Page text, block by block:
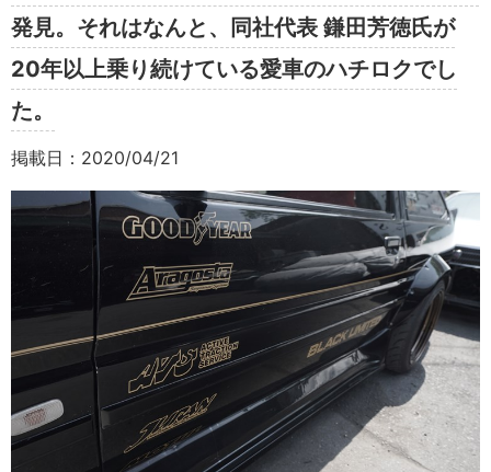
発見。それはなんと、同社代表 鎌田芳徳氏が
20年以上乗り続けている愛車のハチロクでし
た。
掲載日：2020/04/21